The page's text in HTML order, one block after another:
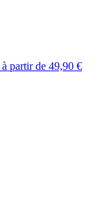
à partir de 49,90 €